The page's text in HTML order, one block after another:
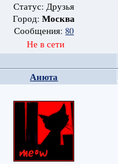
Статус: Друзья
Город:Москва
Сообщения:80
Не в сети
Анюта